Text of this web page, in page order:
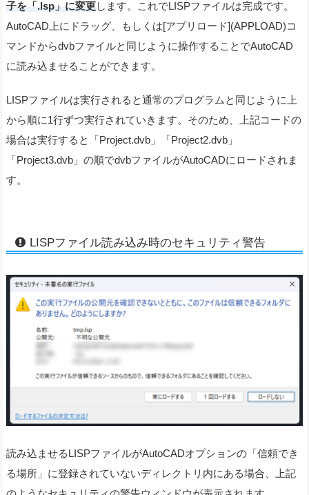
子を「.lsp」に変更します。これでLISPファイルは完成です。
AutoCAD上にドラッグ、もしくは[アプリロード](APPLOAD)コ
マンドからdvbファイルと同じように操作することでAutoCAD
に読み込ませることができます。
LISPファイルは実行されると通常のプログラムと同じように上
から順に1行ずつ実行されていきます。そのため、上記コードの
場合は実行すると「Project.dvb」「Project2.dvb」
「Project3.dvb」の順でdvbファイルがAutoCADにロードされま
す。
LISPファイル読み込み時のセキュリティ警告
読み込ませるLISPファイルがAutoCADオプションの「信頼でき
る場所」に登録されていないディレクトリ内にある場合、上記